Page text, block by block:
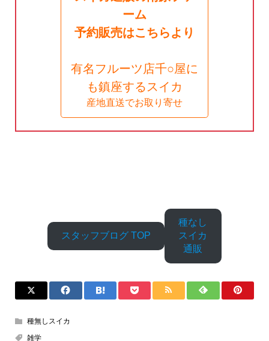
ーム
予約販売はこちらより
有名フルーツ店千○屋に
も鎮座するスイカ
産地直送でお取り寄せ
スタッフブログ TOP
種なし
スイカ
通販
種無しスイカ
雑学